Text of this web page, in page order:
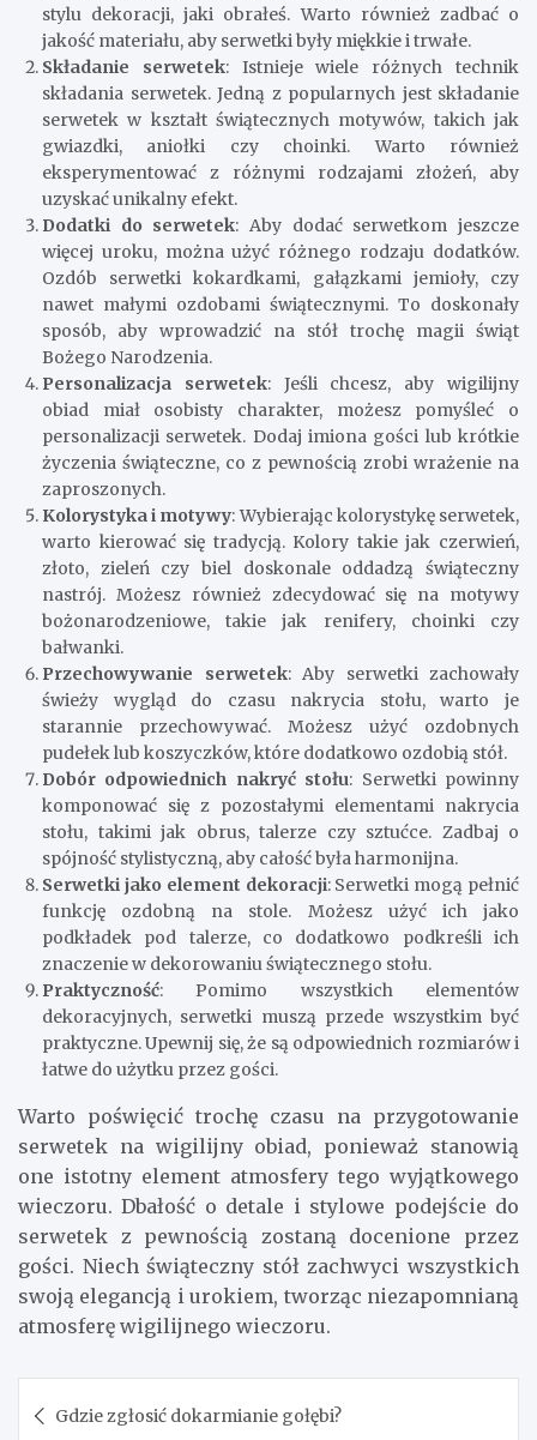
stylu dekoracji, jaki obrałeś. Warto również zadbać o
jakość materiału, aby serwetki były miękkie i trwałe.
Składanie serwetek: Istnieje wiele różnych technik
składania serwetek. Jedną z popularnych jest składanie
serwetek w kształt świątecznych motywów, takich jak
gwiazdki, aniołki czy choinki. Warto również
eksperymentować z różnymi rodzajami złożeń, aby
uzyskać unikalny efekt.
Dodatki do serwetek: Aby dodać serwetkom jeszcze
więcej uroku, można użyć różnego rodzaju dodatków.
Ozdób serwetki kokardkami, gałązkami jemioły, czy
nawet małymi ozdobami świątecznymi. To doskonały
sposób, aby wprowadzić na stół trochę magii świąt
Bożego Narodzenia.
Personalizacja serwetek: Jeśli chcesz, aby wigilijny
obiad miał osobisty charakter, możesz pomyśleć o
personalizacji serwetek. Dodaj imiona gości lub krótkie
życzenia świąteczne, co z pewnością zrobi wrażenie na
zaproszonych.
Kolorystyka i motywy: Wybierając kolorystykę serwetek,
warto kierować się tradycją. Kolory takie jak czerwień,
złoto, zieleń czy biel doskonale oddadzą świąteczny
nastrój. Możesz również zdecydować się na motywy
bożonarodzeniowe, takie jak renifery, choinki czy
bałwanki.
Przechowywanie serwetek: Aby serwetki zachowały
świeży wygląd do czasu nakrycia stołu, warto je
starannie przechowywać. Możesz użyć ozdobnych
pudełek lub koszyczków, które dodatkowo ozdobią stół.
Dobór odpowiednich nakryć stołu: Serwetki powinny
komponować się z pozostałymi elementami nakrycia
stołu, takimi jak obrus, talerze czy sztućce. Zadbaj o
spójność stylistyczną, aby całość była harmonijna.
Serwetki jako element dekoracji: Serwetki mogą pełnić
funkcję ozdobną na stole. Możesz użyć ich jako
podkładek pod talerze, co dodatkowo podkreśli ich
znaczenie w dekorowaniu świątecznego stołu.
Praktyczność: Pomimo wszystkich elementów
dekoracyjnych, serwetki muszą przede wszystkim być
praktyczne. Upewnij się, że są odpowiednich rozmiarów i
łatwe do użytku przez gości.
Warto poświęcić trochę czasu na przygotowanie
serwetek na wigilijny obiad, ponieważ stanowią
one istotny element atmosfery tego wyjątkowego
wieczoru. Dbałość o detale i stylowe podejście do
serwetek z pewnością zostaną docenione przez
gości. Niech świąteczny stół zachwyci wszystkich
swoją elegancją i urokiem, tworząc niezapomnianą
atmosferę wigilijnego wieczoru.
Gdzie zgłosić dokarmianie gołębi?